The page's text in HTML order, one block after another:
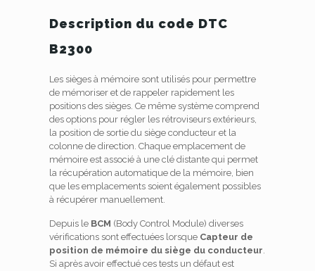
Description du code DTC
B2300
Les sièges à mémoire sont utilisés pour permettre
de mémoriser et de rappeler rapidement les
positions des sièges. Ce même système comprend
des options pour régler les rétroviseurs extérieurs,
la position de sortie du siège conducteur et la
colonne de direction. Chaque emplacement de
mémoire est associé à une clé distante qui permet
la récupération automatique de la mémoire, bien
que les emplacements soient également possibles
à récupérer manuellement.
Depuis le BCM (Body Control Module) diverses
vérifications sont effectuées lorsque Capteur de
position de mémoire du siège du conducteur.
Si après avoir effectué ces tests un défaut est